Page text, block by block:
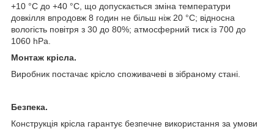
+10 °C до +40 °C, що допускається зміна температури
довкілля впродовж 8 годин не більш ніж 20 °C; відносна
вологість повітря з 30 до 80%; атмосферний тиск із 700 до
1060 hPa.
Монтаж крісла.
Виробник постачає крісло споживачеві в зібраному стані.
Безпека.
Конструкція крісла гарантує безпечне використання за умови